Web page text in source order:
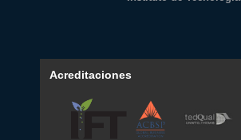
Acreditaciones